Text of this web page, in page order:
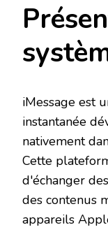
iMessage est
instantanée
nativement
Cette
d'échanger
des contenus
appareils